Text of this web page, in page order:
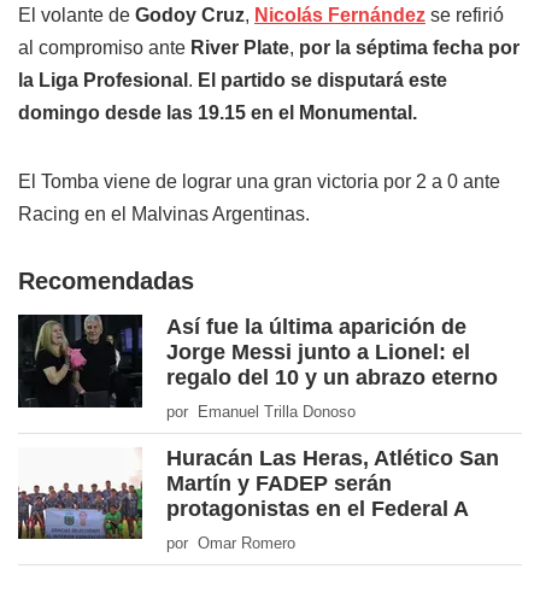
El volante de Godoy Cruz, Nicolás Fernández se refirió
al compromiso ante River Plate, por la séptima fecha por
la Liga Profesional . El partido se disputará este
domingo desde las 19.15 en el Monumental.
El Tomba viene de lograr una gran victoria por 2 a 0 ante
Racing en el Malvinas Argentinas.
Recomendadas
Así fue la última aparición de
Jorge Messi junto a Lionel: el
regalo del 10 y un abrazo eterno
por Emanuel Trilla Donoso
Huracán Las Heras, Atlético San
Martín y FADEP serán
protagonistas en el Federal A
por Omar Romero